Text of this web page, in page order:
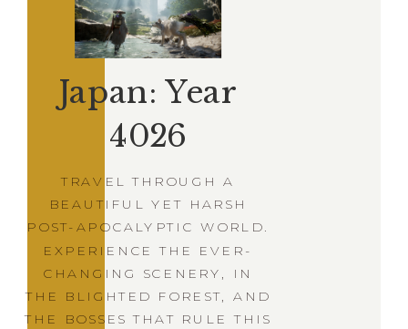
Japan: Year
4026
TRAVEL THROUGH A
BEAUTIFUL YET HARSH
POST-APOCALYPTIC WORLD.
EXPERIENCE THE EVER-
CHANGING SCENERY, IN
THE BLIGHTED FOREST, AND
THE BOSSES THAT RULE THIS